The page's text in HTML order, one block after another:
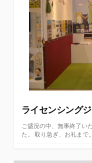
ライセンシング
ご盛況の中、無事終了い
た。 取り急ぎ、お礼まで